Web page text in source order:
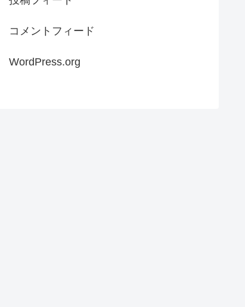
コメントフィード
WordPress.org